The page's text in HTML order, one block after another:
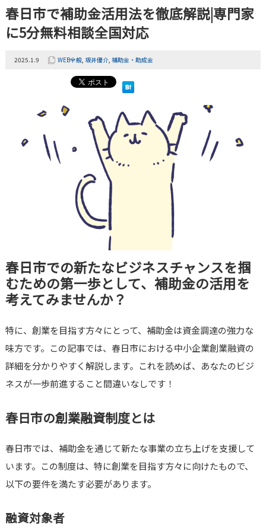
春日市で補助金活用法を徹底解説|専門家
に5分無料相談全国対応
2025.1.9 WEB全般, 坂井優介, 補助金・助成金
春日市での新たなビジネスチャンスを掴
むための第一歩として、補助金の活用を
考えてみませんか？
特に、創業を目指す方々にとって、補助金は資金調達の強力な
味方です。この記事では、春日市における中小企業創業融資の
詳細を分かりやすく解説します。これを読めば、あなたのビジ
ネスが一歩前進すること間違いなしです！
春日市の創業融資制度とは
春日市では、補助金を通じて新たな事業の立ち上げを支援して
います。この制度は、特に創業を目指す方々に向けたもので、
以下の要件を満たす必要があります。
融資対象者